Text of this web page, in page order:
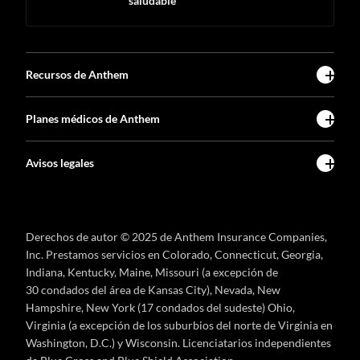
Recursos de Anthem
Planes médicos de Anthem
Avisos legales
Derechos de autor © 2025 de Anthem Insurance Companies,
Inc. Prestamos servicios en Colorado, Connecticut, Georgia,
Indiana, Kentucky, Maine, Missouri (a excepción de
30 condados del área de Kansas City), Nevada, New
Hampshire, New York (17 condados del sudeste) Ohio,
Virginia (a excepción de los suburbios del norte de Virginia en
Washington, D.C.) y Wisconsin. Licenciatarios independientes